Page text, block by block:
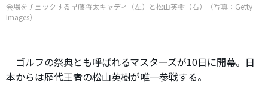
会場をチェックする早藤将太キャディ（左）と松山英樹（右）（写真：Getty
Images）
ゴルフの祭典とも呼ばれるマスターズが10日に開幕。日
本からは歴代王者の松山英樹が唯一参戦する。